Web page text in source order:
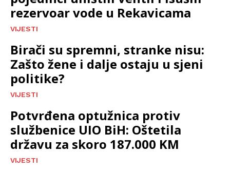
rezervoar vode u Rekavicama
VIJESTI
Birači su spremni, stranke nisu:
Zašto žene i dalje ostaju u sjeni
politike?
VIJESTI
Potvrđena optužnica protiv
službenice UIO BiH: Oštetila
državu za skoro 187.000 KM
VIJESTI